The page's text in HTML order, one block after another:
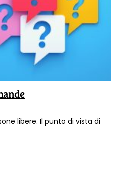
libere. Il punto di vista di